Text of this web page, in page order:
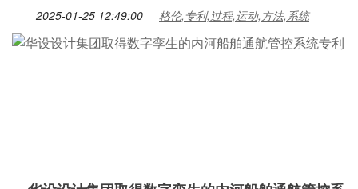
2025-01-25 12:49:00 格伦,专利,过程,运动,方法,系统